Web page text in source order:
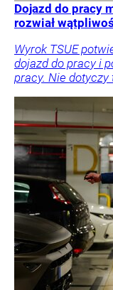
Dojazd do pracy
rozwiał
Wyrok TSUE
dojazd do pracy i
pracy. Nie